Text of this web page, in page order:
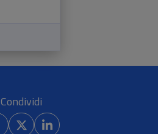
Condividi